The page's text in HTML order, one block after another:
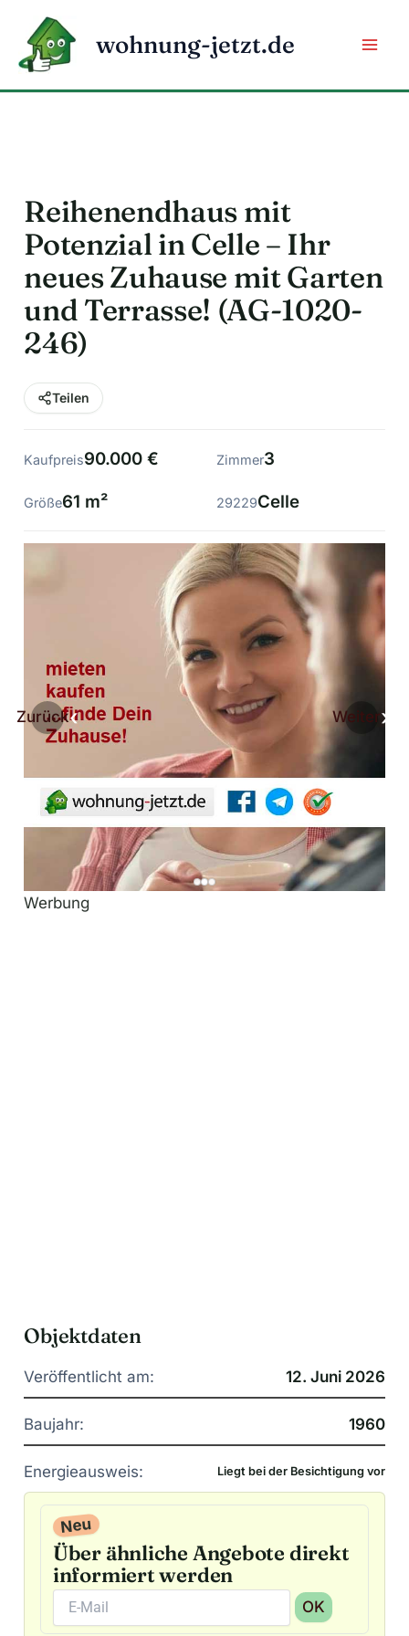
Inhalt
springen
wohnung-jetzt.de
Reihenendhaus mit
Potenzial in Celle – Ihr
neues Zuhause mit Garten
und Terrasse! (AG-1020-
246)
Teilen
Kaufpreis90.000 € Zimmer3
Größe61 m² 29229Celle
Zurück Weiter
Werbung
Objektdaten
Veröffentlicht am: 12. Juni 2026
Baujahr: 1960
Energieausweis: Liegt bei der Besichtigung vor
Neu
Über ähnliche Angebote direkt
informiert werden
OK